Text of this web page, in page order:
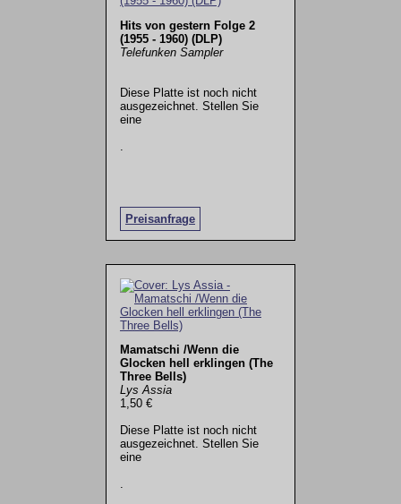
Hits von gestern Folge 2
(1955 - 1960) (DLP)
Telefunken Sampler
Diese Platte ist noch nicht
ausgezeichnet. Stellen Sie
eine
Preisanfrage
Mamatschi /Wenn die
Glocken hell erklingen (The
Three Bells)
Lys Assia
1,50 €
Diese Platte ist noch nicht
ausgezeichnet. Stellen Sie
eine
.